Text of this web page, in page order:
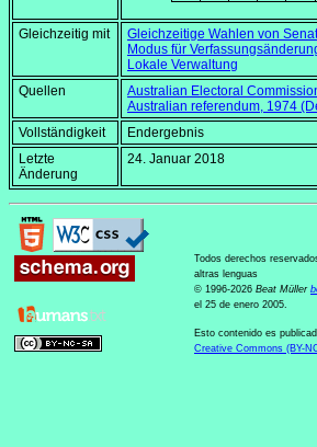
Gleichzeitig mit
Gleichzeitige Wahlen von
Modus für
Lokale Verwaltung
Quellen
Australian Electoral
Australian referendum, 1974
Vollständigkeit
Endergebnis
Letzte
Änderung
24. Januar 2018
Todos derechos
altras lenguas
© 1996-2026 Beat Müller
el 25 de enero 2005.
Esto contenido es
Creative Commons (BY-